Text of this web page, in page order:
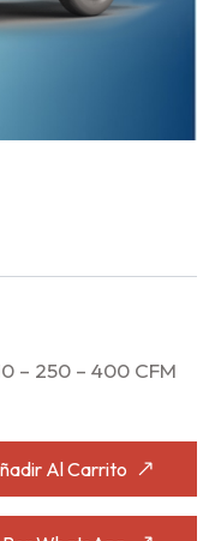
– 250 – 400 CFM
Al Carrito